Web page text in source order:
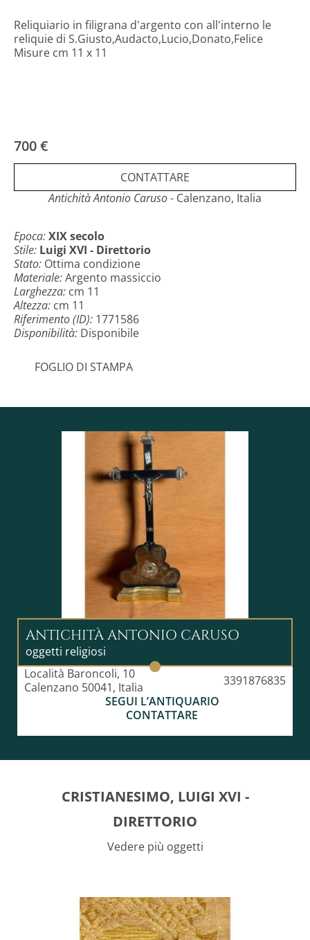
Reliquiario in filigrana d'argento con all'interno le
reliquie di S.Giusto,Audacto,Lucio,Donato,Felice
Misure cm 11 x 11
700 €
CONTATTARE
Antichità Antonio Caruso- Calenzano, Italia
Epoca:XIX secolo
Stile: Luigi XVI - Direttorio
Stato: Ottima condizione
Materiale:Argento massiccio
Larghezza: cm 11
Altezza: cm 11
Riferimento (ID): 1771586
Disponibilità: Disponibile
FOGLIO DI STAMPA
ANTICHITÀ ANTONIO CARUSO
oggetti religiosi
Località Baroncoli, 10
Calenzano 50041, Italia
3391876835
SEGUI L’ANTIQUARIO
CONTATTARE
CRISTIANESIMO, LUIGI XVI -
DIRETTORIO
Vedere più oggetti